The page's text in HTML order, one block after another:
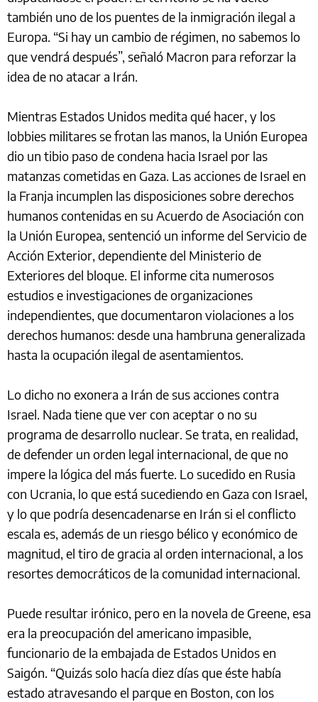
también uno de los puentes de la inmigración ilegal a
Europa. “Si hay un cambio de régimen, no sabemos lo
que vendrá después”, señaló Macron para reforzar la
idea de no atacar a Irán.
Mientras Estados Unidos medita qué hacer, y los
lobbies militares se frotan las manos, la Unión Europea
dio un tibio paso de condena hacia Israel por las
matanzas cometidas en Gaza. Las acciones de Israel en
la Franja incumplen las disposiciones sobre derechos
humanos contenidas en su Acuerdo de Asociación con
la Unión Europea, sentenció un informe del Servicio de
Acción Exterior, dependiente del Ministerio de
Exteriores del bloque. El informe cita numerosos
estudios e investigaciones de organizaciones
independientes, que documentaron violaciones a los
derechos humanos: desde una hambruna generalizada
hasta la ocupación ilegal de asentamientos.
Lo dicho no exonera a Irán de sus acciones contra
Israel. Nada tiene que ver con aceptar o no su
programa de desarrollo nuclear. Se trata, en realidad,
de defender un orden legal internacional, de que no
impere la lógica del más fuerte. Lo sucedido en Rusia
con Ucrania, lo que está sucediendo en Gaza con Israel,
y lo que podría desencadenarse en Irán si el conflicto
escala es, además de un riesgo bélico y económico de
magnitud, el tiro de gracia al orden internacional, a los
resortes democráticos de la comunidad internacional.
Puede resultar irónico, pero en la novela de Greene, esa
era la preocupación del americano impasible,
funcionario de la embajada de Estados Unidos en
Saigón. “Quizás solo hacía diez días que éste había
estado atravesando el parque en Boston, con los